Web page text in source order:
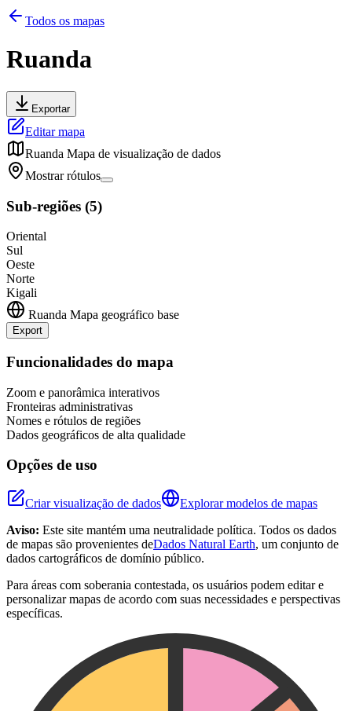
Todos os mapas
Ruanda
Exportar
Editar mapa
Ruanda Mapa de visualização de dados
Mostrar rótulos
Sub-regiões (5)
Oriental
Sul
Oeste
Norte
Kigali
Ruanda Mapa geográfico base
Export
+
Funcionalidades do mapa
Zoom e panorâmica interativos
Fronteiras administrativas
Nomes e rótulos de regiões
Dados geográficos de alta qualidade
Opções de uso
Criar visualização de dados
Explorar modelos de mapas
Aviso: Este site mantém uma neutralidade política. Todos os dados
de mapas são provenientes deDados Natural Earth, um conjunto de
dados cartográficos de domínio público.
Para áreas com soberania contestada, os usuários podem editar e
personalizar mapas de acordo com suas necessidades e perspectivas
específicas.